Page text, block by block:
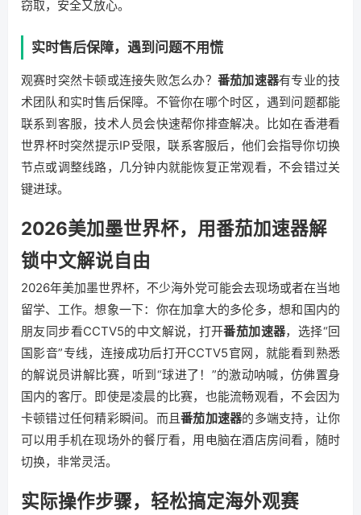
窃取，安全又放心。
实时售后保障，遇到问题不用慌
观赛时突然卡顿或连接失败怎么办？ 番茄加速器有专业的技
术团队和实时售后保障。不管你在哪个时区，遇到问题都能
联系到客服，技术人员会快速帮你排查解决。比如在香港看
世界杯时突然提示IP受限，联系客服后，他们会指导你切换
节点或调整线路，几分钟内就能恢复正常观看，不会错过关
键进球。
2026美加墨世界杯，用番茄加速器解
锁中文解说自由
2026年美加墨世界杯，不少海外党可能会去现场或者在当地
留学、工作。想象一下：你在加拿大的多伦多，想和国内的
朋友同步看CCTV5的中文解说，打开番茄加速器，选择“回
国影音”专线，连接成功后打开CCTV5官网，就能看到熟悉
的解说员讲解比赛，听到“球进了！”的激动呐喊，仿佛置身
国内的客厅。即使是凌晨的比赛，也能流畅观看，不会因为
卡顿错过任何精彩瞬间。而且番茄加速器的多端支持，让你
可以用手机在现场外的餐厅看，用电脑在酒店房间看，随时
切换，非常灵活。
实际操作步骤，轻松搞定海外观赛